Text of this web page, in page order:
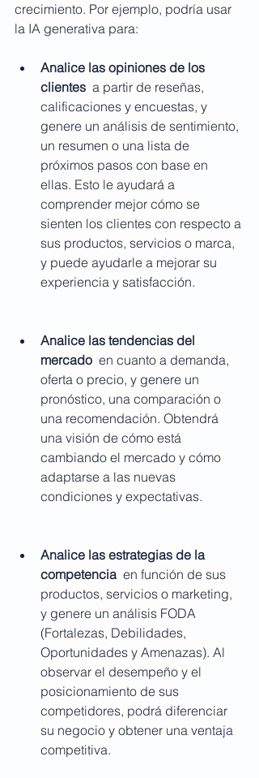
crecimiento. Por ejemplo, podría usar
la IA generativa para:
Analice las opiniones de los
clientes a partir de reseñas,
calificaciones y encuestas, y
genere un análisis de sentimiento,
un resumen o una lista de
próximos pasos con base en
ellas. Esto le ayudará a
comprender mejor cómo se
sienten los clientes con respecto a
sus productos, servicios o marca,
y puede ayudarle a mejorar su
experiencia y satisfacción.
Analice las tendencias del
mercado en cuanto a demanda,
oferta o precio, y genere un
pronóstico, una comparación o
una recomendación. Obtendrá
una visión de cómo está
cambiando el mercado y cómo
adaptarse a las nuevas
condiciones y expectativas.
Analice las estrategias de la
competencia en función de sus
productos, servicios o marketing,
y genere un análisis FODA
(Fortalezas, Debilidades,
Oportunidades y Amenazas). Al
observar el desempeño y el
posicionamiento de sus
competidores, podrá diferenciar
su negocio y obtener una ventaja
competitiva.